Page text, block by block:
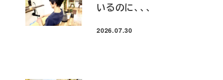
いるのに、、、
投稿日
2026.07.30